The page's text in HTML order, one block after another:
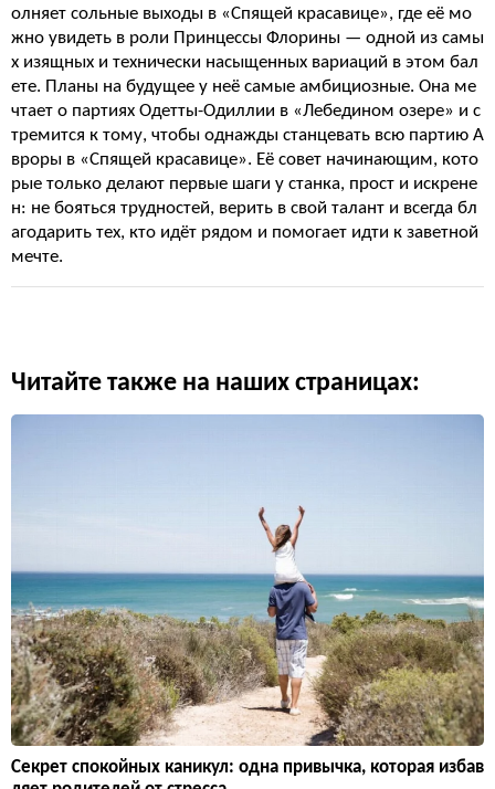
олняет сольные выходы в «Спящей красавице», где её мо
жно увидеть в роли Принцессы Флорины — одной из самы
х изящных и технически насыщенных вариаций в этом бал
ете. Планы на будущее у неё самые амбициозные. Она ме
чтает о партиях Одетты-Одиллии в «Лебедином озере» и с
тремится к тому, чтобы однажды станцевать всю партию А
вроры в «Спящей красавице». Её совет начинающим, кото
рые только делают первые шаги у станка, прост и искрене
н: не бояться трудностей, верить в свой талант и всегда бл
агодарить тех, кто идёт рядом и помогает идти к заветной
мечте.
Читайте также на наших страницах:
Секрет спокойных каникул: одна привычка, которая избав